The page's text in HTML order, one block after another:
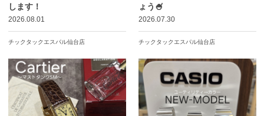
します！
2026.08.01
チックタックエスパル仙台店
ょう🍧
2026.07.30
チックタックエスパル仙台店